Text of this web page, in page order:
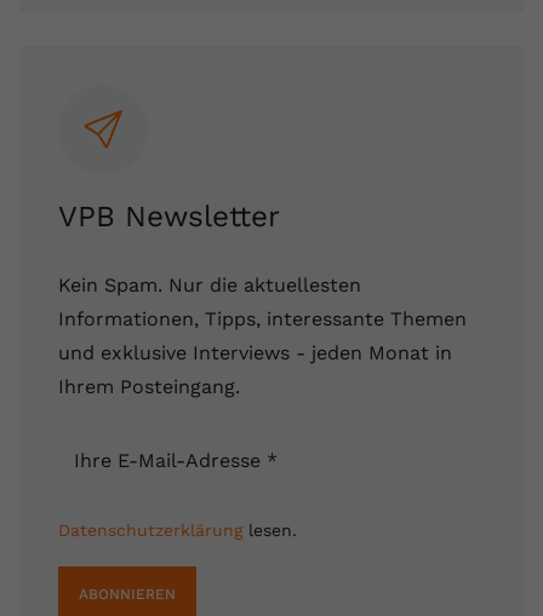
VPB Newsletter
Kein Spam. Nur die aktuellesten
Informationen, Tipps, interessante Themen
und exklusive Interviews - jeden Monat in
Ihrem Posteingang.
Ihre E-Mail-Adresse *
Datenschutzerklärunglesen.
ABONNIEREN
Laufzeit Session
Zweck
registriert eine eindeutige ID, um
Daten darüber zu speichern, welche
Videos von YouTube der Nutzer
Name yt.innertube::nextId